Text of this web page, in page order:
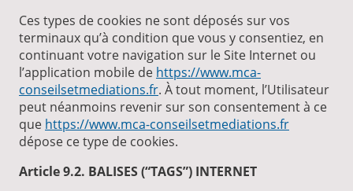
Ces types de cookies ne sont déposés sur vos
terminaux qu’à condition que vous y consentiez, en
continuant votre navigation sur le Site Internet ou
l’application mobile de https://www.mca-
conseilsetmediations.fr. À tout moment, l’Utilisateur
peut néanmoins revenir sur son consentement à ce
que https://www.mca-conseilsetmediations.fr
dépose ce type de cookies.
Article 9.2. BALISES (“TAGS”) INTERNET